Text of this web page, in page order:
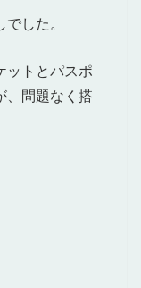
した。
ットとパスポ
、問題なく搭